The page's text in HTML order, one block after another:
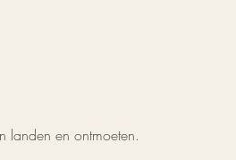
en ontmoeten.